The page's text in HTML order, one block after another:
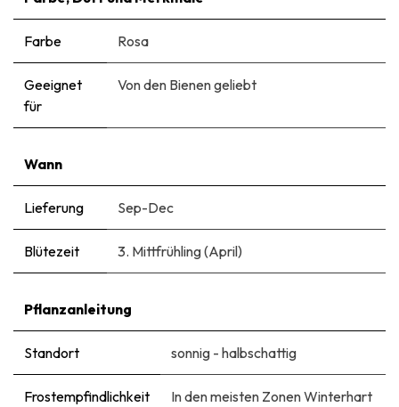
Farbe Rosa
Geeignet
für
Von den Bienen geliebt
Wann
Lieferung Sep-Dec
Blütezeit 3. Mittfrühling (April)
Pflanzanleitung
Standort sonnig - halbschattig
Frostempfindlichkeit In den meisten Zonen Winterhart